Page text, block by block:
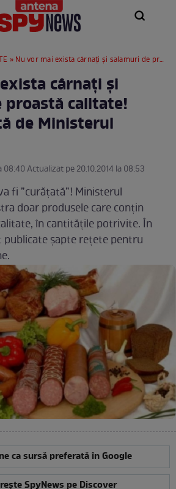
» Nu vor mai exista cârnați și salamuri de proastă calitate! Măsura luată de Ministerul Agriculturii
cârnați și
proastă calitate!
de Ministerul
08:40 Actualizat pe 20.10.2014 la 08:53
fi ”curățată”! Ministerul
doar produsele care conțin
în cantitățile potrivite. În
publicate șapte rețete pentru
ca sursă preferată în Google
SpyNews pe Discover